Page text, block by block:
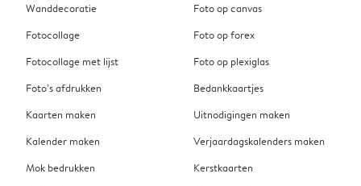
Wanddecoratie
Fotocollage
Fotocollage met lijst
Foto’s afdrukken
Kaarten maken
Kalender maken
Mok bedrukken
Foto op canvas
Foto op forex
Foto op plexiglas
Bedankkaartjes
Uitnodigingen maken
Verjaardagskalenders maken
Kerstkaarten